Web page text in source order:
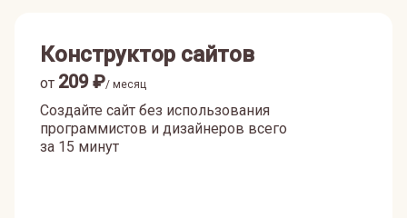
Конструктор сайтов
от 209₽/ месяц
Создайте сайт без использования
программистов и дизайнеров всего
за 15 минут